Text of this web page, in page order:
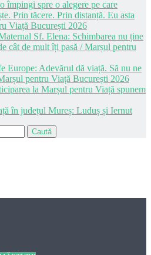
împingi spre o alegere pe care
Prin tăcere. Prin distanță. Eu asta
Viață București 2026
Sf. Elena: Schimbarea nu ține
cât de mult îți pasă / Marșul pentru
Europe: Adevărul dă viață. Să nu ne
pentru Viață București 2026
la Marșul pentru Viață spunem
în județul Mureș: Luduș și Iernut
Caută